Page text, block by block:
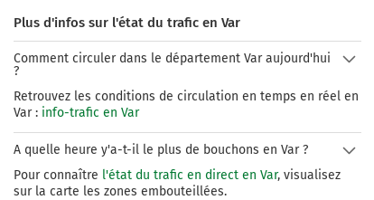
frontière italienne) qui traverse le centre du département
d'est en ouest, l'autoroute A57 qui relie Le Cannet-des-
Maures à Toulon, l'autoroute A50 qui relie Toulon à
Marseille, l'autoroute A570 qui relie l'A57 à Hyères, la RD98
(ancienne nationale 98) qui relie l'agglomération
toulonnaise au Golfe de Saint-Tropez.
Plus d'infos sur l'état du trafic en Var
Comment circuler dans le département Var aujourd'hui
?
Retrouvez les conditions de circulation en temps en réel en
Var : info-trafic en Var
A quelle heure y'a-t-il le plus de bouchons en Var ?
Pour connaître l'état du trafic en direct en Var, visualisez
sur la carte les zones embouteillées.